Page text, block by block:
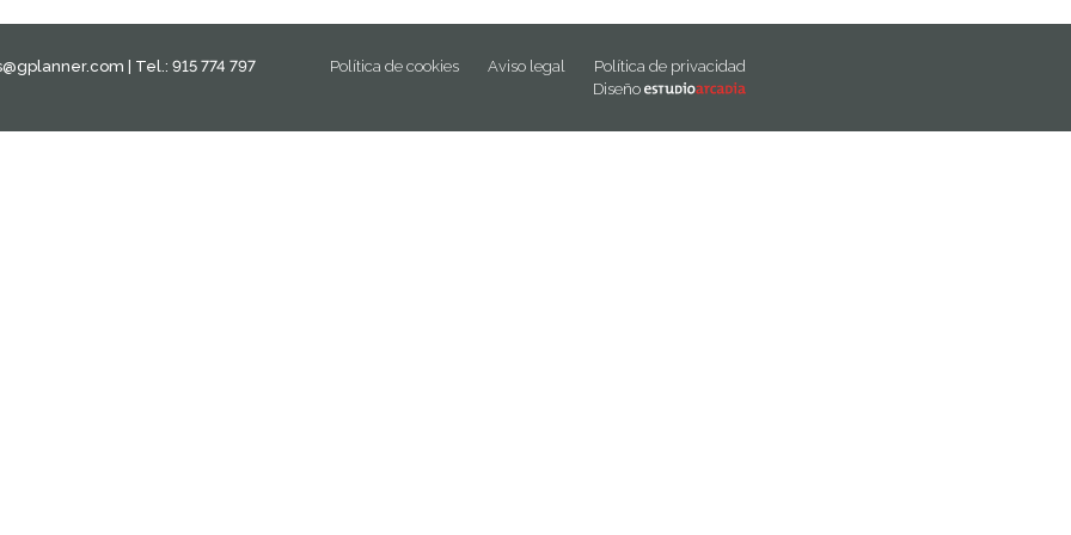
| Tel.: 915 774 797 Política de cookies Aviso legal
Política de privacidad
Diseño